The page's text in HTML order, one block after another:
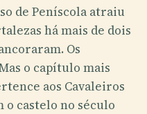
de Peníscola atraiu
há mais de dois
Os
o capítulo mais
aos Cavaleiros
castelo no século